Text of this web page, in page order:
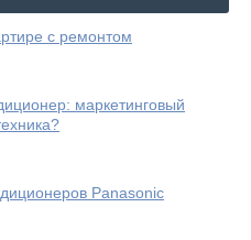
с ремонтом
маркетинговый
Panasonic